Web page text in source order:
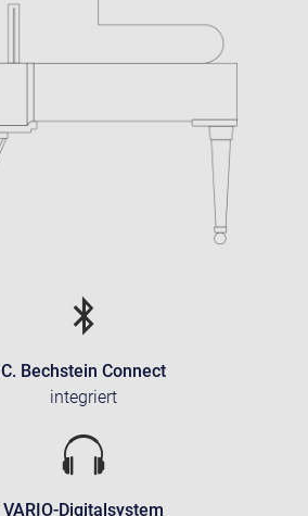
C. Bechstein Connect
integriert
VARIO-Digitalsystem